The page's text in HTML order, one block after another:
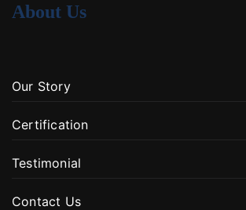
About Us
Our Story
Certification
Testimonial
Contact Us